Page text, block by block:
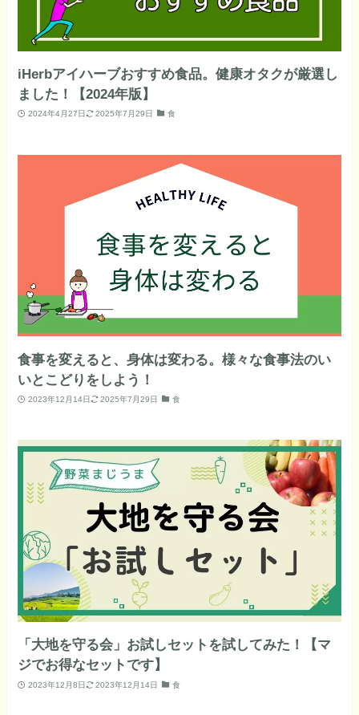
iHerbアイハーブおすすめ食品。健康オタクが厳選し
ました！【2024年版】
2024年4月27日 2025年7月29日 食
食事を変えると、身体は変わる。様々な食事法のい
いとこどりをしよう！
2023年12月14日 2025年7月29日 食
「大地を守る会」お試しセットを試してみた！【マ
ジでお得なセットです】
2023年12月8日 2023年12月14日 食